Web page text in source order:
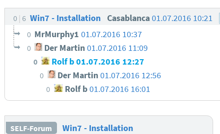
0 6 Win7 - Installation Casablanca01.07.2016 10:21
0 MrMurphy101.07.2016 10:37
0 Der Martin01.07.2016 11:09
0 Rolf b01.07.2016 12:27
0 Der Martin01.07.2016 12:56
0 Rolf b01.07.2016 16:01
SELF-Forum
Win7 - Installation